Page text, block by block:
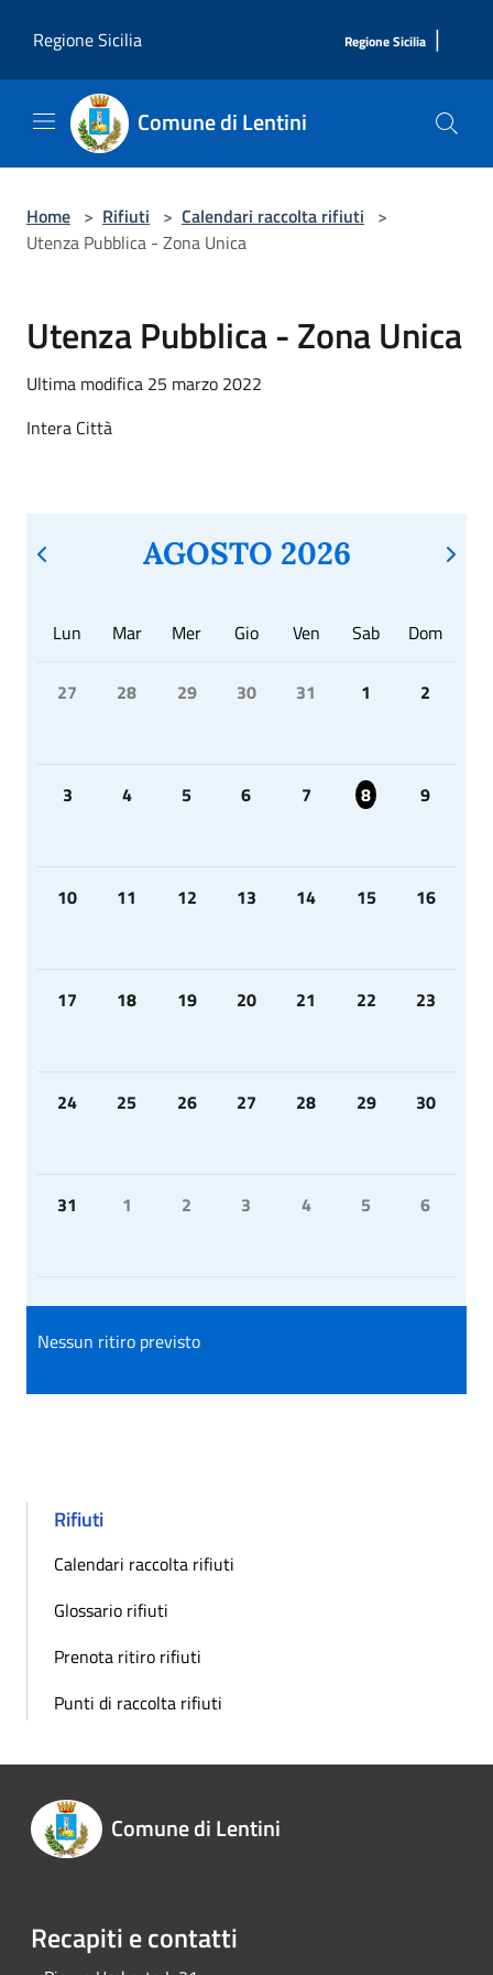
Regione Sicilia
Regione Sicilia |
Comune di Lentini
Home > Rifiuti > Calendari raccolta rifiuti >
Utenza Pubblica - Zona Unica
Utenza Pubblica - Zona Unica
Ultima modifica 25 marzo 2022
Intera Città
AGOSTO 2026
Lun Mar Mer Gio Ven Sab Dom
27 28 29 30 31 1 2
3 4 5 6 7 8 9
10 11 12 13 14 15 16
17 18 19 20 21 22 23
24 25 26 27 28 29 30
31 1 2 3 4 5 6
Nessun ritiro previsto
Rifiuti
Calendari raccolta rifiuti
Glossario rifiuti
Prenota ritiro rifiuti
Punti di raccolta rifiuti
Comune di Lentini
Recapiti e contatti